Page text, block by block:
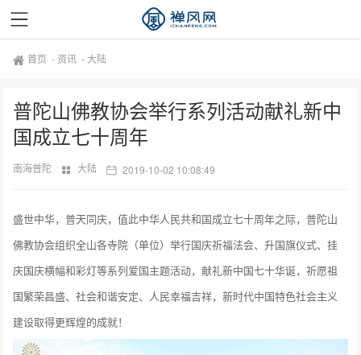
首页 - 资讯 -大陆
普陀山佛教协会举行系列活动献礼新中
国成立七十周年
南海普陀 大陆 2019-10-02 10:08:49
盛世中华，普天同庆，值此中华人民共和国成立七十周年之际，普陀山
佛教协会组织全山各寺院（单位）举行国庆祈福法会、升国旗仪式、挂
庆国庆横幅和彩灯等系列爱国主题活动，献礼新中国七十华诞，祈愿祖
国繁荣昌盛、社会和谐安定、人民幸福吉祥，新时代中国特色社会主义
建设取得更辉煌的成就！